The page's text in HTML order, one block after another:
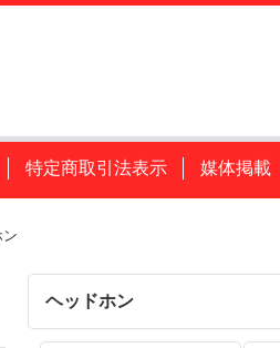
特定商取引法表示 媒体掲載
ヘッドホン